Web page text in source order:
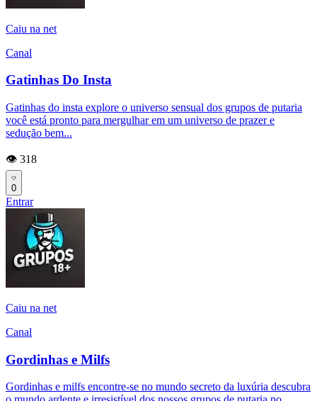
Caiu na net
Canal
Gatinhas Do Insta
Gatinhas do insta explore o universo sensual dos grupos de putaria
você está pronto para mergulhar em um universo de prazer e
sedução bem...
👁️ 318
0
Entrar
Caiu na net
Canal
Gordinhas e Milfs
Gordinhas e milfs encontre-se no mundo secreto da luxúria descubra